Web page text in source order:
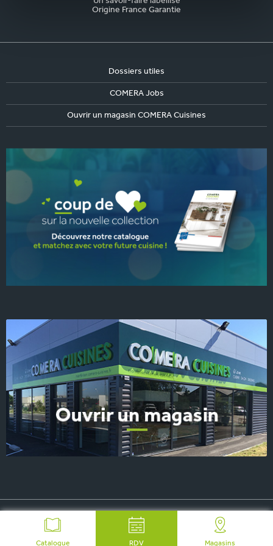
Catalogue RDV Magasins
Origine France Garantie
Dossiers utiles
COMERA Jobs
Ouvrir un magasin COMERA Cuisines
© 2026 COMERA Cuisines, tous droits réservés Plan du site
-FAQ